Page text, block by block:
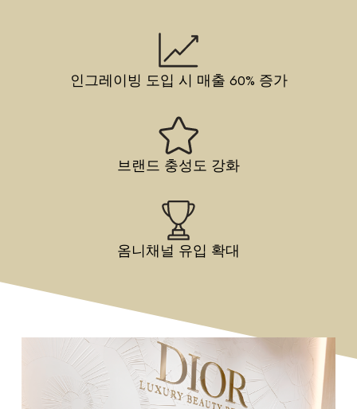
인그레이빙 도입 시 매출 60% 증가
브랜드 충성도 강화
옴니채널 유입 확대